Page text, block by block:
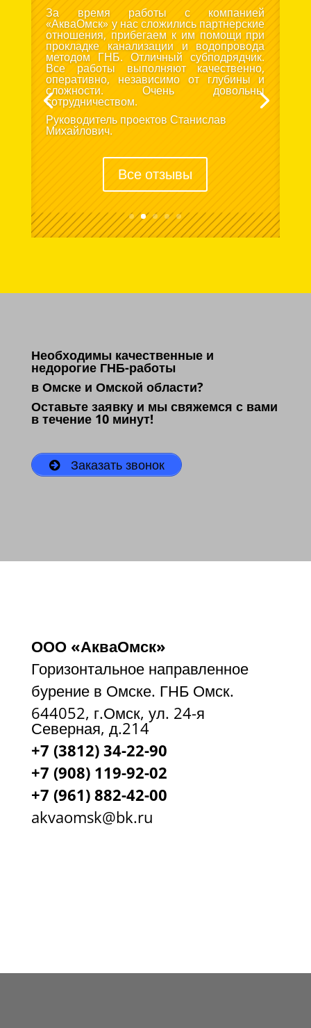
За время работы с компанией
«АкваОмск» у нас сложились партнерские
отношения, прибегаем к им помощи при
прокладке канализации и водопровода
методом ГНБ. Отличный субподрядчик.
Все работы выполняют качественно,
оперативно, независимо от глубины и
сложности. Очень довольны
сотрудничеством.
Руководитель проектов Станислав
Михайлович.
Все отзывы
Необходимы качественные и
недорогие ГНБ-работы
в Омске и Омской области?
Оставьте заявку и мы свяжемся с вами
в течение 10 минут!
Заказать звонок
ООО «АкваОмск»
Горизонтальное направленное
бурение в Омске. ГНБ Омск.
644052, г.Омск, ул. 24-я
Северная, д.214
+7 (3812) 34-22-90
+7 (908) 119-92-02
+7 (961) 882-42-00
akvaomsk@bk.ru